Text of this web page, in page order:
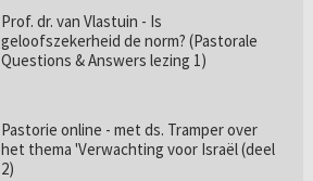
Prof. dr. van Vlastuin - Is
geloofszekerheid de norm? (Pastorale
Questions & Answers lezing 1)
Pastorie online - met ds. Tramper over
het thema 'Verwachting voor Israël (deel
2)